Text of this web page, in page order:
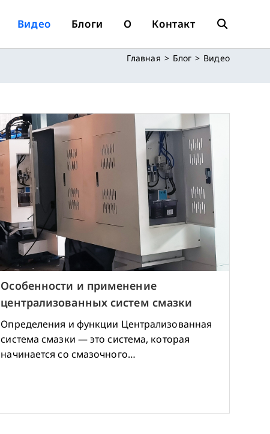
Видео Блоги О Контакт
Главная > Блог > Видео
Особенности и применение
централизованных систем смазки
Определения и функции Централизованная
система смазки — это система, которая
начинается со смазочного…